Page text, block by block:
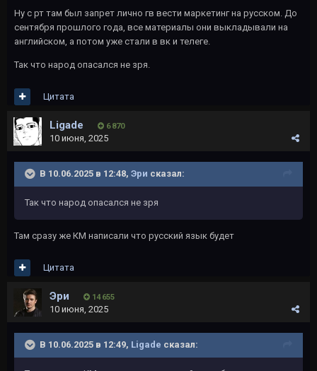
Ну с рт там был запрет лично гв вести маркетинг на русском. До
сентября прошлого года, все материалы они выкладывали на
английском, а потом уже стали в вк и телеге.
Так что народ опасался не зря.
Цитата
Ligade 6 870
10 июня, 2025
В 10.06.2025 в 12:48, Эри сказал:
Так что народ опасался не зря
Там сразу же КМ написали что русский язык будет
Цитата
Эри 14 655
10 июня, 2025
В 10.06.2025 в 12:49, Ligade сказал: